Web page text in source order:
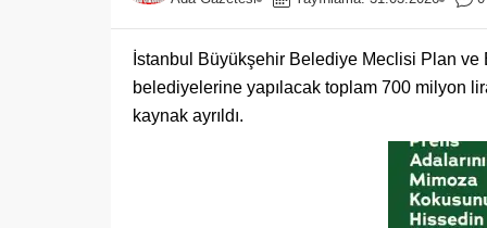
İstanbul Büyükşehir Belediye Meclisi Plan ve
belediyelerine yapılacak toplam 700 milyon
kaynak ayrıldı.